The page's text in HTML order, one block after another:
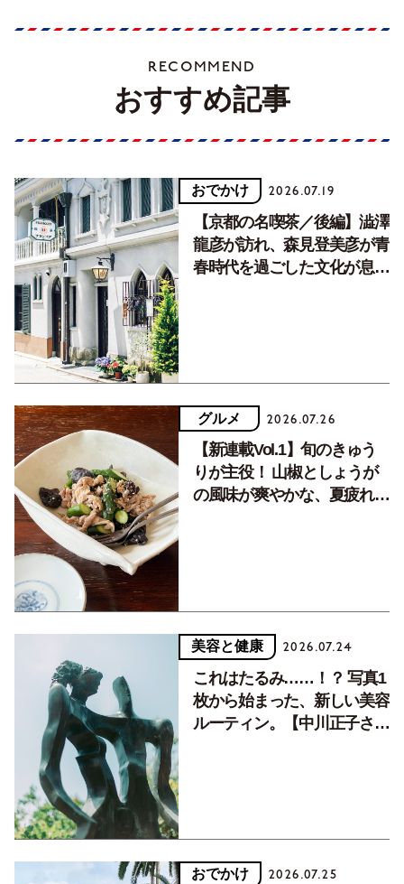
RECOMMEND
おすすめ記事
おでかけ 2026.07.19
【京都の名喫茶／後編】澁澤
龍彦が訪れ、森見登美彦が青
春時代を過ごした文化が息づ
グルメ 2026.07.26
【新連載Vol.1】旬のきゅう
りが主役！ 山椒としょうが
の風味が爽やかな、夏疲れを
美容と健康 2026.07.24
これはたるみ……！？ 写真1
枚から始まった、新しい美容
ルーティン。【中川正子さん
おでかけ 2026.07.25